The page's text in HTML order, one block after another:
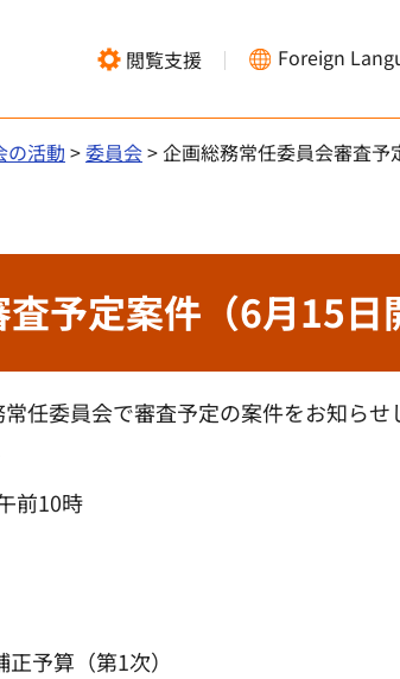
閲覧支援 Foreign
の活動 >委員会> 企画総務常任委員会審査予
予定案件（6月15日
任委員会で審査予定の案件をお知ら
前10時
予算（第1次）